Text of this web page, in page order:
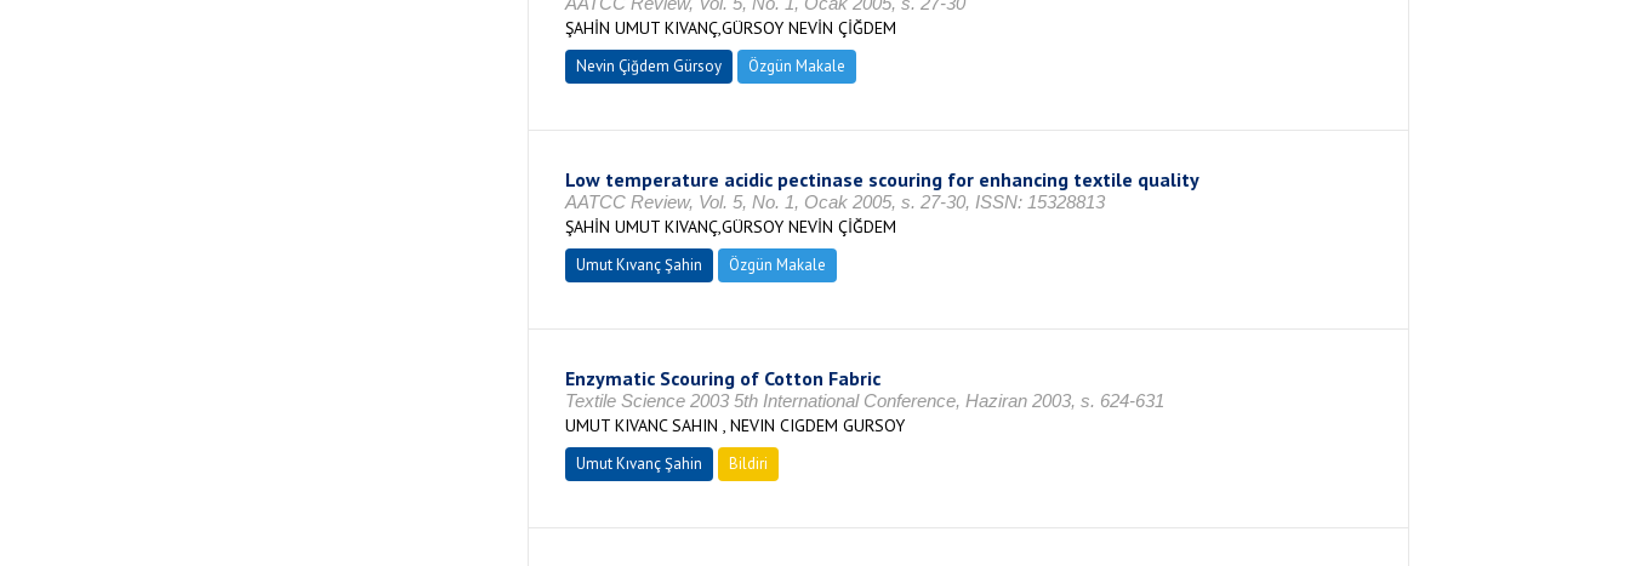
ŞAHİN UMUT KIVANÇ,GÜRSOY NEVİN ÇİĞDEM
Nevin Çiğdem Gürsoy Özgün Makale
Low temperature acidic pectinase scouring for enhancing textile quality
AATCC Review, Vol. 5, No. 1, Ocak 2005, s. 27-30, ISSN: 15328813
ŞAHİN UMUT KIVANÇ,GÜRSOY NEVİN ÇİĞDEM
Umut Kıvanç Şahin Özgün Makale
Enzymatic Scouring of Cotton Fabric
Textile Science 2003 5th International Conference, Haziran 2003, s. 624-631
UMUT KIVANC SAHIN , NEVIN CIGDEM GURSOY
Umut Kıvanç Şahin Bildiri